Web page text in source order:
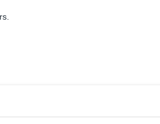
bestellen en laten bezorgen is
in dit of één van de andere
is helaas niet mogelijk,
moment van afhalen.